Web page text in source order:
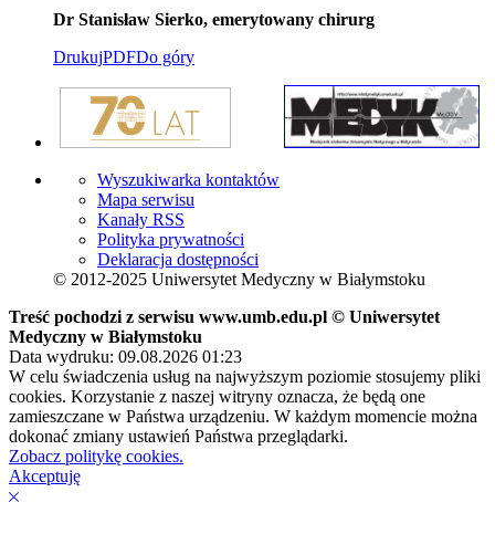
Dr Stanisław Sierko, emerytowany chirurg
DrukujPDFDo góry
Wyszukiwarka kontaktów
Mapa serwisu
Kanały RSS
Polityka prywatności
Deklaracja dostępności
© 2012-2025 Uniwersytet Medyczny w Białymstoku
Treść pochodzi z serwisu www.umb.edu.pl © Uniwersytet
Medyczny w Białymstoku
Data wydruku: 09.08.2026 01:23
W celu świadczenia usług na najwyższym poziomie stosujemy pliki
cookies. Korzystanie z naszej witryny oznacza, że będą one
zamieszczane w Państwa urządzeniu. W każdym momencie można
dokonać zmiany ustawień Państwa przeglądarki.
Zobacz politykę cookies.
Akceptuję